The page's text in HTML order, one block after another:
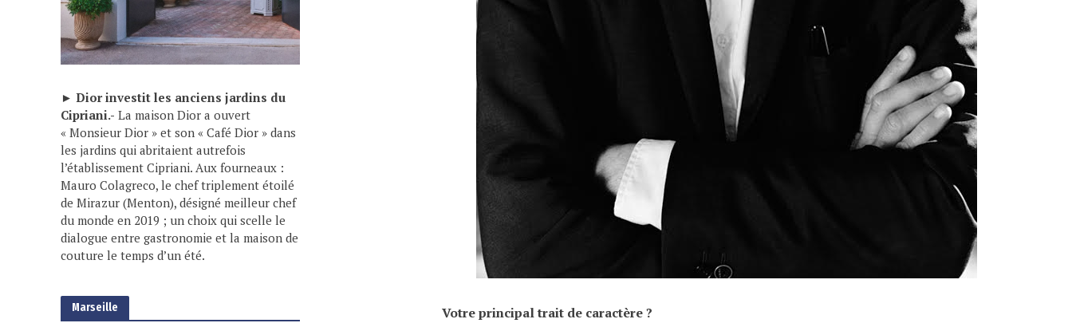
► Dior investit les anciens jardins du
Cipriani.- La maison Dior a ouvert
« Monsieur Dior » et son « Café Dior » dans
les jardins qui abritaient autrefois
l’établissement Cipriani. Aux fourneaux :
Mauro Colagreco, le chef triplement étoilé
de Mirazur (Menton), désigné meilleur chef
du monde en 2019 ; un choix qui scelle le
dialogue entre gastronomie et la maison de
couture le temps d’un été.
Marseille
Votre principal trait de caractère ?